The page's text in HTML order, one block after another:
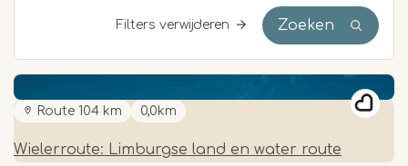
Filters verwijderen Zoeken
Route 104 km 0,0km
Wielerroute: Limburgse land en water route